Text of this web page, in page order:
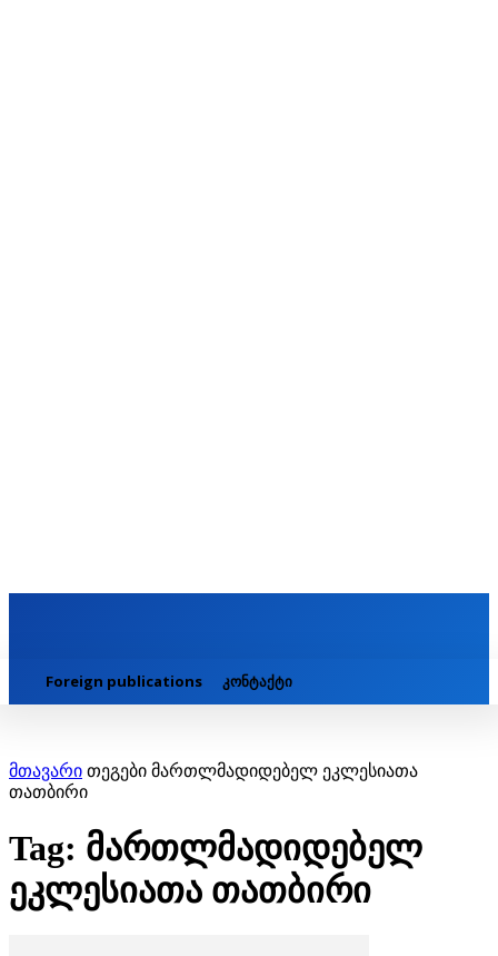
Foreign publications კონტაქტი
მთავარი თეგები მართლმადიდებელ ეკლესიათა
თათბირი
Tag: მართლმადიდებელ
ეკლესიათა თათბირი